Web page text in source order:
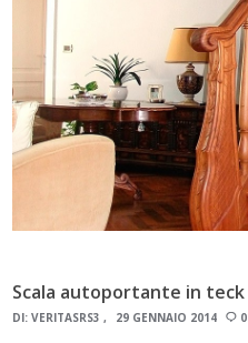
Scala autoportante in teck
DI:VERITASRS3 29 GENNAIO 2014 0